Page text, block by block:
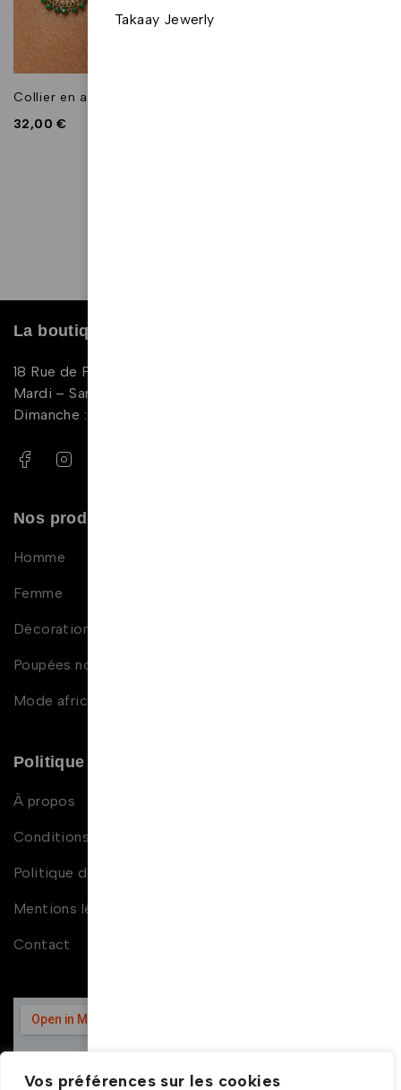
Vos préférences sur les cookies
Takaay Jewerly
Collier en acier "Amina"
32,00€
La boutique
18 Rue de Périgueux, 75019 Paris
Mardi – Samedi : 11:00-20:00
Dimanche : 14:00 – 18:00
Nos produits
Homme
Femme
Décoration africaine
Poupées noires et métisses
Mode africaine enfant
Politique et contact
À propos
Conditions générales de ventes
Politique de confidentialité
Mentions légales
Contact